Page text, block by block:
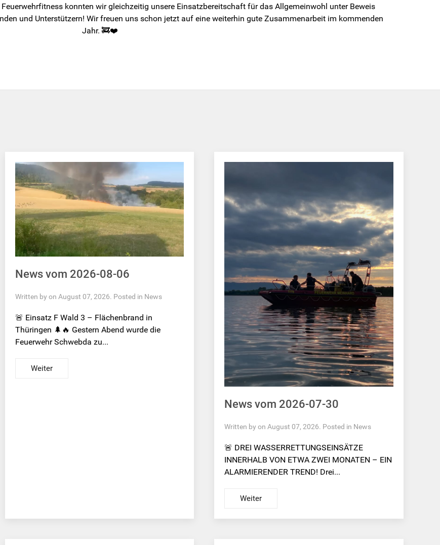
konnten wir gleichzeitig unsere Einsatzbereitschaft für das Allgemeinwohl unter Beweis
und Unterstützern! Wir freuen uns schon jetzt auf eine weiterhin gute Zusammenarbeit im kommenden
Jahr. 🚒❤️
News vom 2026-08-06
Written by on August 07, 2026. Posted in News
🚨 Einsatz F Wald 3 – Flächenbrand in
Thüringen 🌲🔥 Gestern Abend wurde die
Feuerwehr Schwebda zu...
Weiter
News vom 2026-07-30
Written by on August 07, 2026. Posted in News
🚨 DREI WASSERRETTUNGSEINSÄTZE
INNERHALB VON ETWA ZWEI MONATEN – EIN
ALARMIERENDER TREND! Drei...
Weiter